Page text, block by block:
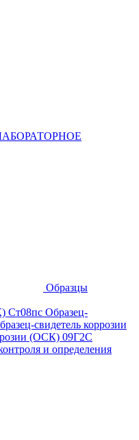
Образцы
Ст08пс Образец-
свидетель коррозии
(ОСК) 09Г2С
и определения